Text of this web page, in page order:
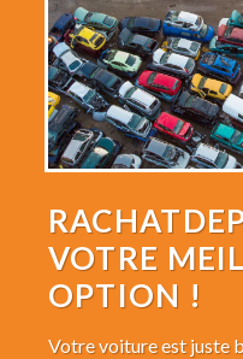
VOTRE
OPTION !
Votre voiture est juste